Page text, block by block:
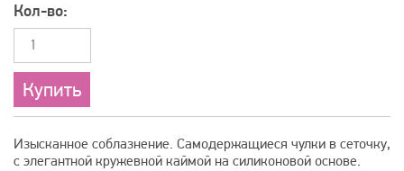
Кол-во:
Изысканное соблазнение. Самодержащиеся чулки в сеточку,
с элегантной кружевной каймой на силиконовой основе.